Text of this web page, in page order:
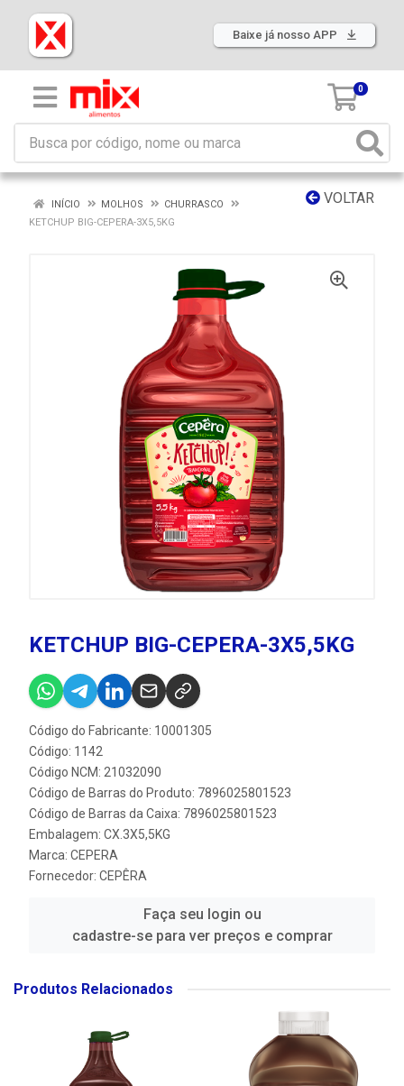
Baixe já nosso APP
0
VOLTAR
INÍCIO MOLHOS
CHURRASCO
KETCHUP BIG-CEPERA-3X5,5KG
KETCHUP BIG-CEPERA-3X5,5KG
Código do Fabricante: 10001305
Código: 1142
Código NCM: 21032090
Código de Barras do Produto: 7896025801523
Código de Barras da Caixa: 7896025801523
Embalagem: CX.3X5,5KG
Marca: CEPERA
Fornecedor: CEPÊRA
Faça seu login ou
cadastre-se para ver preços e comprar
Produtos Relacionados